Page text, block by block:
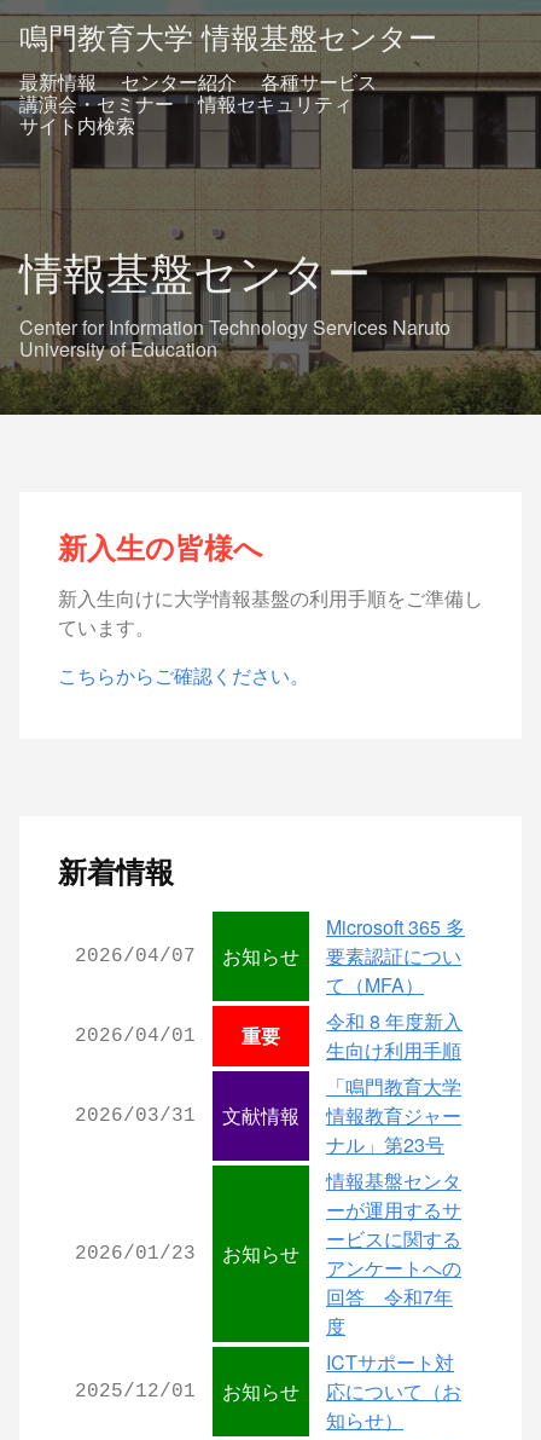
鳴門教育大学 情報基盤センター
最新情報 センター紹介 各種サービス
講演会・セミナー 情報セキュリティ
サイト内検索
情報基盤センター
Center for Information Technology Services Naruto
University of Education
新入生の皆様へ
新入生向けに大学情報基盤の利用手順をご準備し
ています。
こちらからご確認ください。
新着情報
2026/04/07 お知らせ
Microsoft 365 多
要素認証につい
て（MFA）
2026/04/01 重要
令和 8 年度新入
生向け利用手順
2026/03/31 文献情報
「鳴門教育大学
情報教育ジャー
ナル」第23号
2026/01/23 お知らせ
情報基盤センタ
ーが運用するサ
ービスに関する
アンケートへの
回答 令和7年
度
2025/12/01 お知らせ
ICTサポート対
応について（お
知らせ）